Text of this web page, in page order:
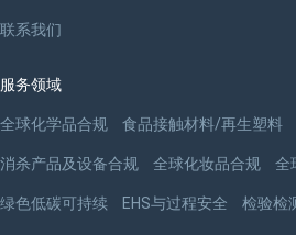
联系我们
服务领域
全球化学品合规 食品接触材料/再生塑料
消杀产品及设备合规 全球化妆品合规 全
绿色低碳可持续 EHS与过程安全 检验检